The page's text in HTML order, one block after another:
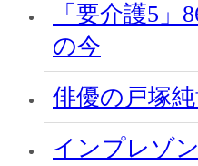
「要介護5」
の今
俳優の戸塚
インプレゾ